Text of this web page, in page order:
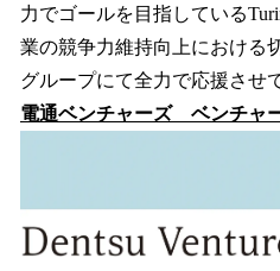
力でゴールを目指している
業の競争力維持向上における
グループにて全力で応援させ
電通ベンチャーズ ベンチャ